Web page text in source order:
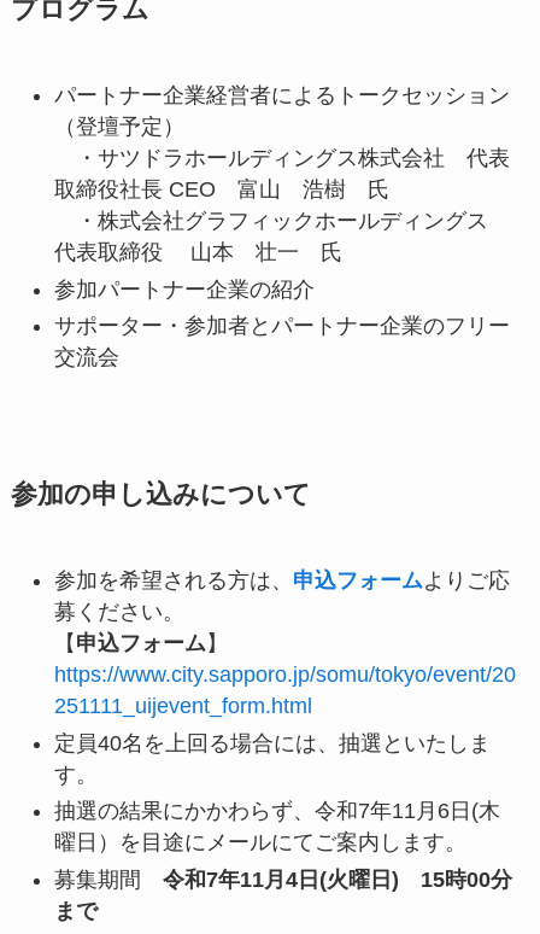
プログラム
パートナー企業経営者によるトークセッション
（登壇予定）
・サツドラホールディングス株式会社 代表
取締役社長 CEO 富山 浩樹 氏
・株式会社グラフィックホールディングス
代表取締役 山本 壮一 氏
参加パートナー企業の紹介
サポーター・参加者とパートナー企業のフリー
交流会
参加の申し込みについて
参加を希望される方は、 申込フォームよりご応
募ください。
【 申込フォーム】
https://www.city.sapporo.jp/somu/tokyo/event/20
251111_uijevent_form.html
定員40名を上回る場合には、抽選といたしま
す。
抽選の結果にかかわらず、令和7年11月6日(木
曜日）を目途にメールにてご案内します。
募集期間 令和7年11月4日(火曜日) 15時00分
まで